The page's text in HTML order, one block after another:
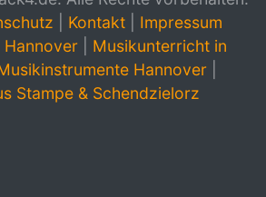
Kontakt
Impressum
Musikunterricht in
Hannover
Stampe & Schendzielorz